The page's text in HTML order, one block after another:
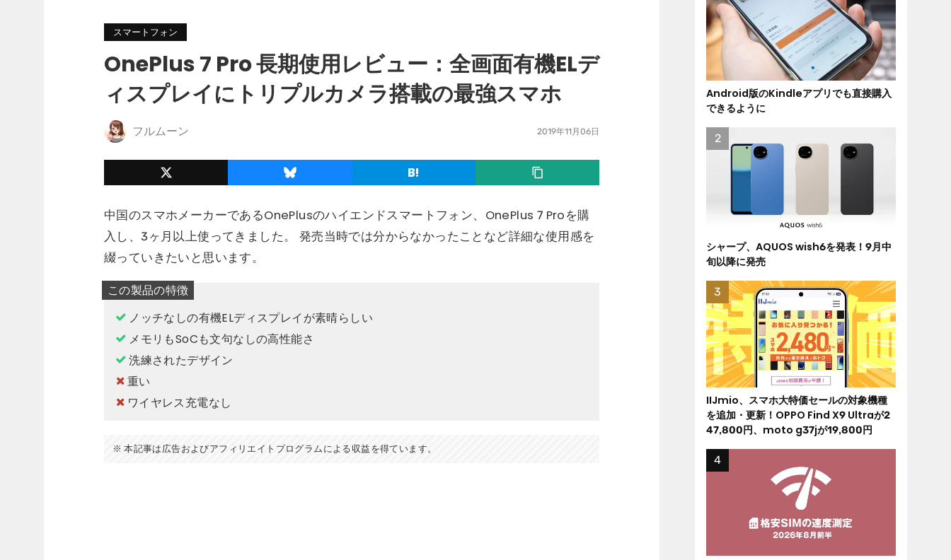
スマートフォン
OnePlus 7 Pro 長期使用レビュー：全画面有機ELデ
ィスプレイにトリプルカメラ搭載の最強スマホ
フルムーン 2019年11月06日
中国のスマホメーカーであるOnePlusのハイエンドスマートフォン、OnePlus 7 Proを購
入し、3ヶ月以上使ってきました。 発売当時では分からなかったことなど詳細な使用感を
綴っていきたいと思います。
ノッチなしの有機ELディスプレイが素晴らしい
メモリもSoCも文句なしの高性能さ
洗練されたデザイン
重い
ワイヤレス充電なし
本記事は広告およびアフィリエイトプログラムによる収益を得ています。
Android版のKindleアプリでも直接購入
できるように
シャープ、AQUOS wish6を発表！9月中
旬以降に発売
IIJmio、スマホ大特価セールの対象機種
を追加・更新！OPPO Find X9 Ultraが2
47,800円、moto g37jが19,800円